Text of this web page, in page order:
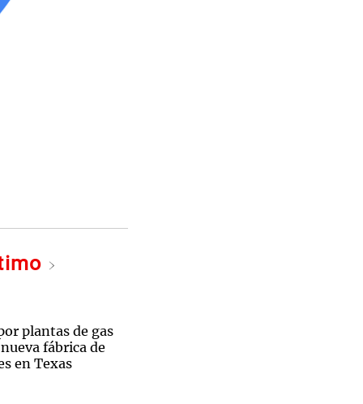
plantas de gas
fábrica de
en Texas